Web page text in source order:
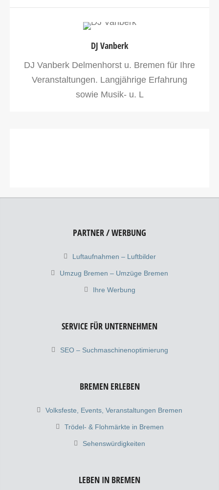
DJ Vanberk
DJ Vanberk Delmenhorst u. Bremen für Ihre
Veranstaltungen. Langjährige Erfahrung
sowie Musik- u. L
PARTNER / WERBUNG
Luftaufnahmen – Luftbilder
Umzug Bremen – Umzüge Bremen
Ihre Werbung
SERVICE FÜR UNTERNEHMEN
SEO – Suchmaschinenoptimierung
BREMEN ERLEBEN
Volksfeste, Events, Veranstaltungen Bremen
Trödel- & Flohmärkte in Bremen
Sehenswürdigkeiten
LEBEN IN BREMEN